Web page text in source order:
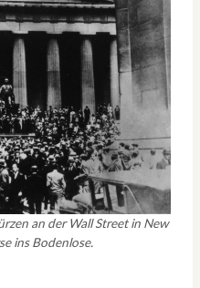
an der Wall Street in New
ins Bodenlose.